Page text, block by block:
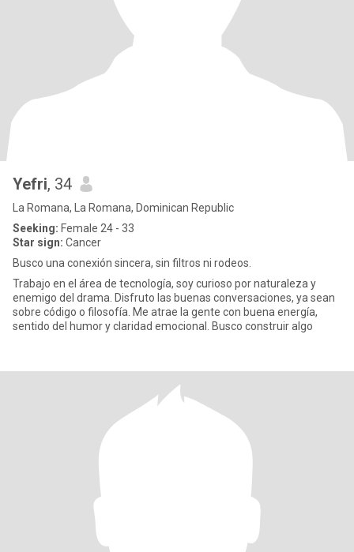
Yefri, 34
La Romana, La Romana, Dominican Republic
Seeking: Female 24 - 33
Star sign: Cancer
Busco una conexión sincera, sin filtros ni rodeos.
Trabajo en el área de tecnología, soy curioso por naturaleza y
enemigo del drama. Disfruto las buenas conversaciones, ya sean
sobre código o filosofía. Me atrae la gente con buena energía,
sentido del humor y claridad emocional. Busco construir algo